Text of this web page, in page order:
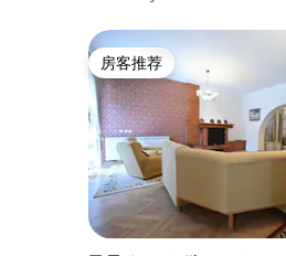
房客推荐
房客推荐